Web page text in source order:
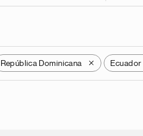
República Dominicana X Ecuador